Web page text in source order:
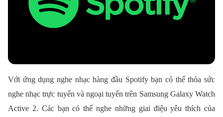
Với ứng dụng nghe nhạc hàng đầu Spotify bạn có thể thỏa sức
nghe nhạc trực tuyến và ngoại tuyến trên Samsung Galaxy Watch
Active 2. Các bạn có thể nghe những giai điệu yêu thích của